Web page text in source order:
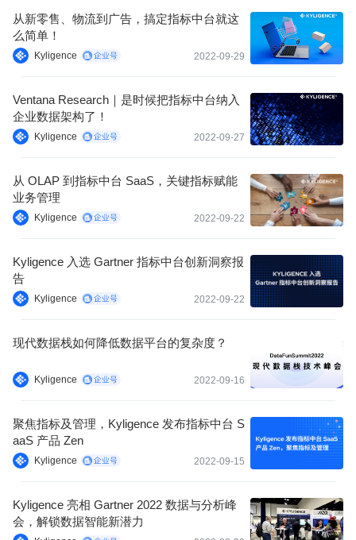
从新零售、物流到广告，搞定指标中台就这
么简单！
Kyligence 2022-09-29
Ventana Research｜是时候把指标中台纳入
企业数据架构了！
Kyligence 2022-09-27
从 OLAP 到指标中台 SaaS，关键指标赋能
业务管理
Kyligence 2022-09-22
Kyligence 入选 Gartner 指标中台创新洞察报
告
Kyligence 2022-09-22
现代数据栈如何降低数据平台的复杂度？
Kyligence 2022-09-16
聚焦指标及管理，Kyligence 发布指标中台 S
aaS 产品 Zen
Kyligence 2022-09-15
Kyligence 亮相 Gartner 2022 数据与分析峰
会，解锁数据智能新潜力